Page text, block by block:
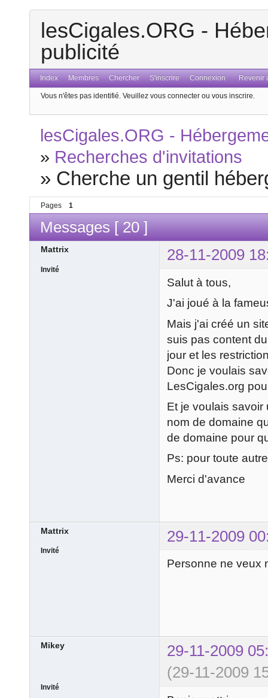
lesCigales.ORG -
publicité
Index Membres Chercher S'inscrire Connexion Revenir
Vous n'êtes pas identifié. Veuillez vous connecter ou vous inscrire.
lesCigales.ORG -
» Recherches d'invitations
» Cherche un gentil
Pages 1
Messages [ 20 ]
Mattrix 28-11-2009
Invité
Salut à tous,
J'ai joué à la
Mais j'ai créé un
suis pas content
jour et les
Donc je voulais
LesCigales.org
Et je voulais
nom de domaine
de domaine pour
Ps: pour toute
Merci d'avance
Mattrix 29-11-2009
Invité
Personne ne veux
Mikey
29-11-2009
(29-11-2009
Invité